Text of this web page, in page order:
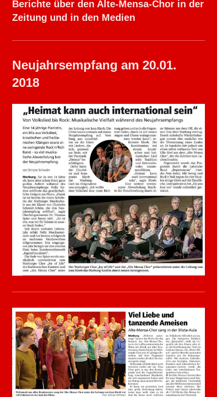
Berichte über den Alte-Mensa-Chor in der
Zeitung und in den Medien
Neujahrsempfang am 20.01.
2018